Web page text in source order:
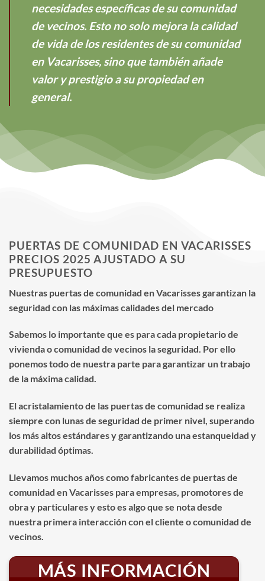
necesidades específicas de su comunidad
de vecinos. Esto no solo mejora la calidad
de vida de los residentes de su comunidad
en Vacarisses, sino que también añade
valor y prestigio a su propiedad en
general.
PUERTAS DE COMUNIDAD EN VACARISSES
PRECIOS 2025 AJUSTADO A SU
PRESUPUESTO
Nuestras puertas de comunidad en Vacarisses garantizan la
seguridad con las máximas calidades del mercado
Sabemos lo importante que es para cada propietario de
vivienda o comunidad de vecinos la seguridad. Por ello
ponemos todo de nuestra parte para garantizar un trabajo
de la máxima calidad.
El acristalamiento de las puertas de comunidad se realiza
siempre con lunas de seguridad de primer nivel, superando
los más altos estándares y garantizando una estanqueidad y
durabilidad óptimas.
Llevamos muchos años como fabricantes de puertas de
comunidad en Vacarisses para empresas, promotores de
obra y particulares y esto es algo que se nota desde
nuestra primera interacción con el cliente o comunidad de
vecinos.
MÁS INFORMACIÓN